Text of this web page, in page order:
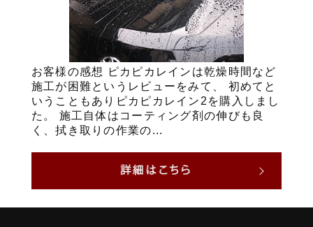
お客様の感想 ピカピカレインは乾燥時間など
施工が困難というレビューをみて、 初めてと
いうこともありピカピカレイン2を購入しまし
た。 施工自体はコーティング剤の伸びも良
く、拭き取りの作業の...